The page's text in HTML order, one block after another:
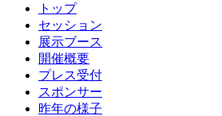
トップ
セッション
展示ブース
開催概要
プレス受付
スポンサー
昨年の様子